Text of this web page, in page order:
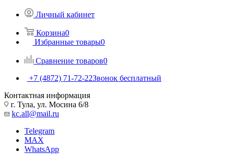
Личный кабинет
Корзина0
Избранные товары0
Сравнение товаров0
+7 (4872) 71-72-22Звонок бесплатный
Контактная информация
г. Тула, ул. Мосина 6/8
kc.all@mail.ru
Telegram
MAX
WhatsApp